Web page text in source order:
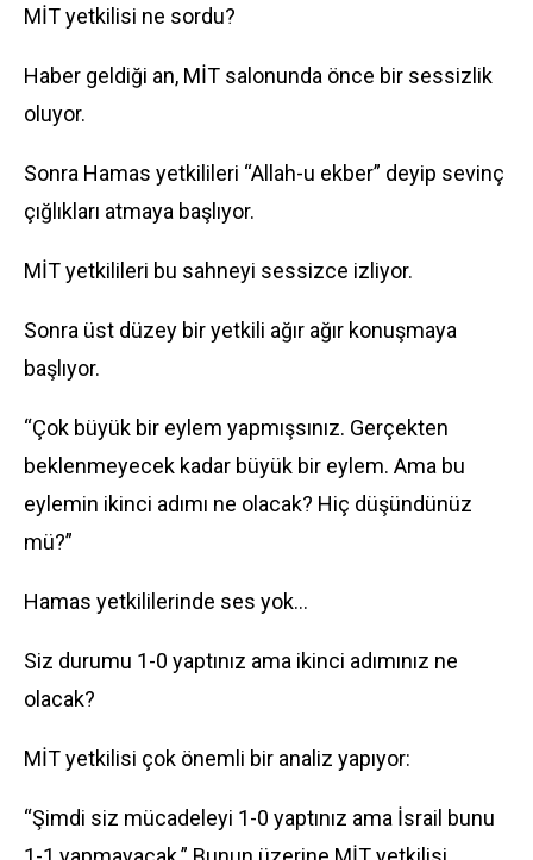
MİT yetkilisi ne sordu?
Haber geldiği an, MİT salonunda önce bir sessizlik
oluyor.
Sonra Hamas yetkilileri “Allah-u ekber” deyip sevinç
çığlıkları atmaya başlıyor.
MİT yetkilileri bu sahneyi sessizce izliyor.
Sonra üst düzey bir yetkili ağır ağır konuşmaya
başlıyor.
“Çok büyük bir eylem yapmışsınız. Gerçekten
beklenmeyecek kadar büyük bir eylem. Ama bu
eylemin ikinci adımı ne olacak? Hiç düşündünüz
mü?”
Hamas yetkililerinde ses yok…
Siz durumu 1-0 yaptınız ama ikinci adımınız ne
olacak?
MİT yetkilisi çok önemli bir analiz yapıyor:
“Şimdi siz mücadeleyi 1-0 yaptınız ama İsrail bunu